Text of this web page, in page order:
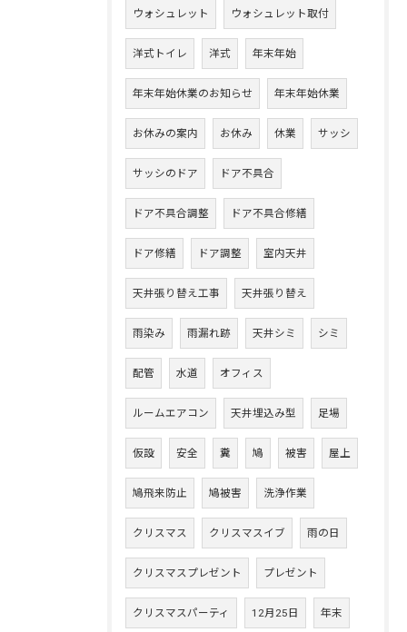
ウォシュレット ウォシュレット取付
洋式トイレ 洋式 年末年始
年末年始休業のお知らせ 年末年始休業
お休みの案内 お休み 休業 サッシ
サッシのドア ドア不具合
ドア不具合調整 ドア不具合修繕
ドア修繕 ドア調整 室内天井
天井張り替え工事 天井張り替え
雨染み 雨漏れ跡 天井シミ シミ
配管 水道 オフィス
ルームエアコン 天井埋込み型 足場
仮設 安全 糞 鳩 被害 屋上
鳩飛来防止 鳩被害 洗浄作業
クリスマス クリスマスイブ 雨の日
クリスマスプレゼント プレゼント
クリスマスパーティ 12月25日 年末